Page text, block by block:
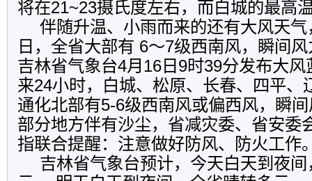
将在21~23摄氏度左右，而白城的最高
伴随升温、小雨而来的还有大风天气
日，全省大部有 6～7级西南风，瞬间
吉林省气象台4月16日9时39分发布大
来24小时，白城、松原、长春、四平、
通化北部有5-6级西南风或偏西风，瞬
部分地方伴有沙尘，省减灾委、省安委
指联合提醒：注意做好防风、防火工作
吉林省气象台预计，今天白天到夜